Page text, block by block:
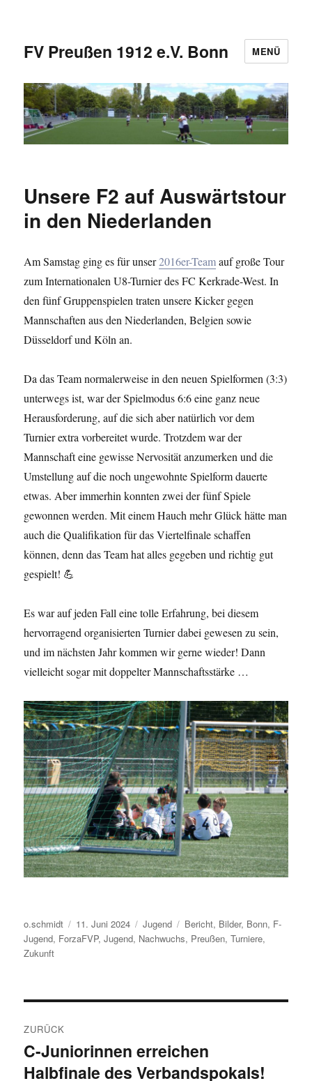
FV Preußen 1912 e.V. Bonn MENÜ
Unsere F2 auf Auswärtstour
in den Niederlanden
Am Samstag ging es für unser2016er-Teamauf große Tour
zum Internationalen U8-Turnier des FC Kerkrade-West. In
den fünf Gruppenspielen traten unsere Kicker gegen
Mannschaften aus den Niederlanden, Belgien sowie
Düsseldorf und Köln an.
Da das Team normalerweise in den neuen Spielformen (3:3)
unterwegs ist, war der Spielmodus 6:6 eine ganz neue
Herausforderung, auf die sich aber natürlich vor dem
Turnier extra vorbereitet wurde. Trotzdem war der
Mannschaft eine gewisse Nervosität anzumerken und die
Umstellung auf die noch ungewohnte Spielform dauerte
etwas. Aber immerhin konnten zwei der fünf Spiele
gewonnen werden. Mit einem Hauch mehr Glück hätte man
auch die Qualifikation für das Viertelfinale schaffen
können, denn das Team hat alles gegeben und richtig gut
gespielt! 💪
Es war auf jeden Fall eine tolle Erfahrung, bei diesem
hervorragend organisierten Turnier dabei gewesen zu sein,
und im nächsten Jahr kommen wir gerne wieder! Dann
vielleicht sogar mit doppelter Mannschaftsstärke …
Autor
o.schmidt
Veröffentlicht
am
11. Juni 2024 Kategorien
Jugend Schlagwörter
Bericht, Bilder, Bonn, F-
Jugend, ForzaFVP,Jugend, Nachwuchs, Preußen,Turniere,
Zukunft
ZURÜCK
Vorheriger
Beitrag:
C-Juniorinnen erreichen
Halbfinale des Verbandspokals!